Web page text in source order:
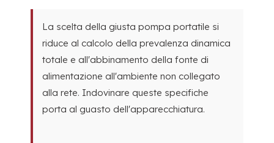
La scelta della giusta pompa portatile si
riduce al calcolo della prevalenza dinamica
totale e all'abbinamento della fonte di
alimentazione all'ambiente non collegato
alla rete. Indovinare queste specifiche
porta al guasto dell'apparecchiatura.